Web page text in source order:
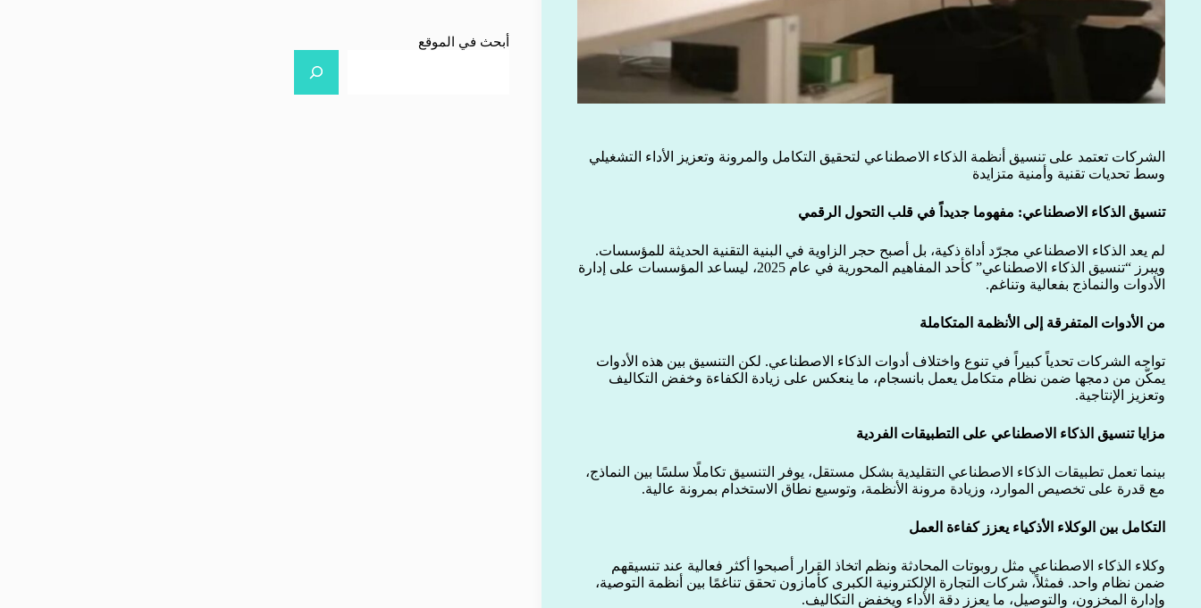
الشركات تعتمد على تنسيق أنظمة الذكاء الاصطناعي لتحقيق التكامل والمرونة وتعزيز الأداء التشغيلي
وسط تحديات تقنية وأمنية متزايدة
تنسيق الذكاء الاصطناعي: مفهوما جديداً في قلب التحول الرقمي
لم يعد الذكاء الاصطناعي مجرّد أداة ذكية، بل أصبح حجر الزاوية في البنية التقنية الحديثة للمؤسسات.
ويبرز “تنسيق الذكاء الاصطناعي” كأحد المفاهيم المحورية في عام 2025، ليساعد المؤسسات على إدارة
الأدوات والنماذج بفعالية وتناغم.
من الأدوات المتفرقة إلى الأنظمة المتكاملة
تواجه الشركات تحدياً كبيراً في تنوع واختلاف أدوات الذكاء الاصطناعي. لكن التنسيق بين هذه الأدوات
يمكّن من دمجها ضمن نظام متكامل يعمل بانسجام، ما ينعكس على زيادة الكفاءة وخفض التكاليف
وتعزيز الإنتاجية.
مزايا تنسيق الذكاء الاصطناعي على التطبيقات الفردية
بينما تعمل تطبيقات الذكاء الاصطناعي التقليدية بشكل مستقل، يوفر التنسيق تكاملًا سلسًا بين النماذج،
مع قدرة على تخصيص الموارد، وزيادة مرونة الأنظمة، وتوسيع نطاق الاستخدام بمرونة عالية.
التكامل بين الوكلاء الأذكياء يعزز كفاءة العمل
وكلاء الذكاء الاصطناعي مثل روبوتات المحادثة ونظم اتخاذ القرار أصبحوا أكثر فعالية عند تنسيقهم
ضمن نظام واحد. فمثلاً، شركات التجارة الإلكترونية الكبرى كأمازون تحقق تناغمًا بين أنظمة التوصية،
وإدارة المخزون، والتوصيل، ما يعزز دقة الأداء ويخفض التكاليف.
أبحث في الموقع